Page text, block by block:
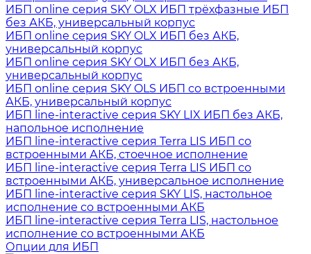
ИБП online серия SKY OLX ИБП трёхфазные ИБП
без АКБ, универсальный корпус
ИБП online серия SKY OLX ИБП без АКБ,
универсальный корпус
ИБП online серия SKY OLX ИБП без АКБ,
универсальный корпус
ИБП online серия SKY OLS ИБП со встроенными
АКБ, универсальный корпус
ИБП line-interactive серия SKY LIX ИБП без АКБ,
напольное исполнение
ИБП line-interactive серия Terra LIS ИБП со
встроенными АКБ, стоечное исполнение
ИБП line-interactive серия Terra LIS ИБП со
встроенными АКБ, универсальное исполнение
ИБП line-interactive серия SKY LIS, настольное
исполнение со встроенными АКБ
ИБП line-interactive серия Terra LIS, настольное
исполнение со встроенными АКБ
Опции для ИБП